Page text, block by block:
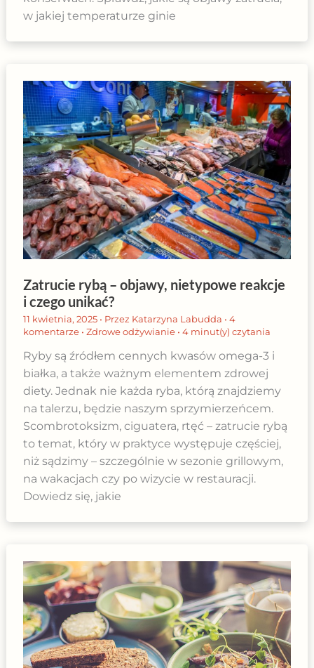
w jakiej temperaturze ginie
Zatrucie rybą – objawy, nietypowe reakcje
i czego unikać?
11 kwietnia, 2025 • Przez Katarzyna Labudda • 4
komentarze • Zdrowe odżywianie• 4 minut(y) czytania
Ryby są źródłem cennych kwasów omega-3 i
białka, a także ważnym elementem zdrowej
diety. Jednak nie każda ryba, którą znajdziemy
na talerzu, będzie naszym sprzymierzeńcem.
Scombrotoksizm, ciguatera, rtęć – zatrucie rybą
to temat, który w praktyce występuje częściej,
niż sądzimy – szczególnie w sezonie grillowym,
na wakacjach czy po wizycie w restauracji.
Dowiedz się, jakie